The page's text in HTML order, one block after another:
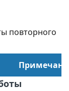
повторного